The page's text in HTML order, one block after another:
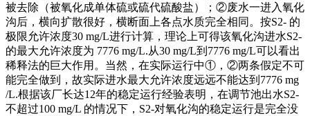
被去除（被氧化成单体硫或硫代硫酸盐）；②废水一进入氧化
沟后，横向扩散很好，横断面上各点水质完全相同。按S2- 的
极限允许浓度30 mg/L进行计算，理论上可得该氧化沟进水S2-
的最大允许浓度为 7776 mg/L.从30 mg/L到7776 mg/L可以看出
稀释法的巨大作用。当然，在实际运行中①，②两条假定不可
能完全做到，故实际进水最大允许浓度远远不能达到7776 mg
/L.根据该厂长达12年的稳定运行经验表明，在调节池出水S2-
不超过100 mg/L 的情况下，S2-对氧化沟的稳定运行是完全没